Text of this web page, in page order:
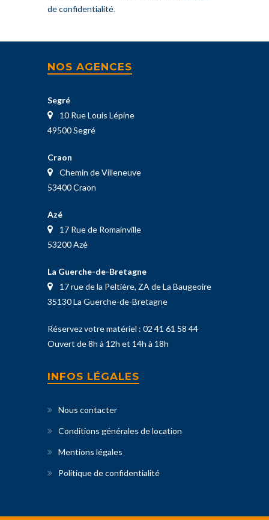
de confidentialité.
NOS AGENCES
Segré
10 Rue Louis Lépine
49500 Segré
Craon
Chemin de Villeneuve
53400 Craon
Azé
17 Rue de Romainville
53200 Azé
La Guerche-de-Bretagne
17 rue de la Peltière, ZA de La Baugeoire
35130 La Guerche-de-Bretagne
Réservez votre matériel : 02 41 61 58 44
Ouvert de 8h à 12h et 14h à 18h
INFOS LÉGALES
Nous contacter
Conditions générales de location
Mentions légales
Politique de confidentialité